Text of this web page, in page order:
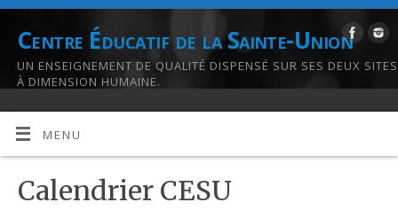
Centre Éducatif de la Sainte-Union
UN ENSEIGNEMENT DE QUALITÉ DISPENSÉ SUR SES DEUX SITES
À DIMENSION HUMAINE.
MENU
Calendrier CESU